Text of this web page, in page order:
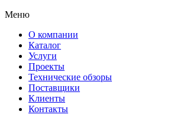
Меню
О компании
Каталог
Услуги
Проекты
Технические обзоры
Поставщики
Клиенты
Контакты